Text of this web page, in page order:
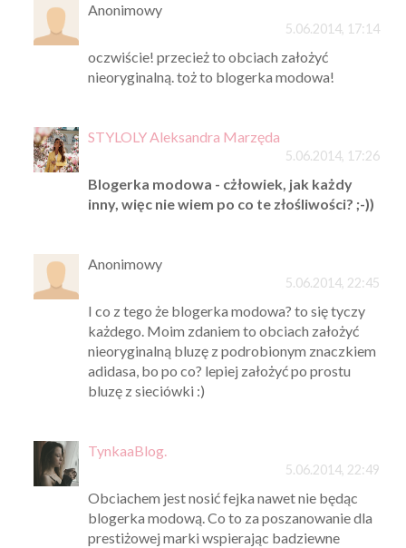
Anonimowy
5.06.2014, 17:14
oczwiście! przecież to obciach założyć
nieoryginalną. toż to blogerka modowa!
STYLOLY Aleksandra Marzęda
5.06.2014, 17:26
Blogerka modowa - cżłowiek, jak każdy
inny, więc nie wiem po co te złośliwości? ;-))
Anonimowy
5.06.2014, 22:45
I co z tego że blogerka modowa? to się tyczy
każdego. Moim zdaniem to obciach założyć
nieoryginalną bluzę z podrobionym znaczkiem
adidasa, bo po co? lepiej założyć po prostu
bluzę z sieciówki :)
TynkaaBlog.
5.06.2014, 22:49
Obciachem jest nosić fejka nawet nie będąc
blogerka modową. Co to za poszanowanie dla
prestiżowej marki wspierając badziewne